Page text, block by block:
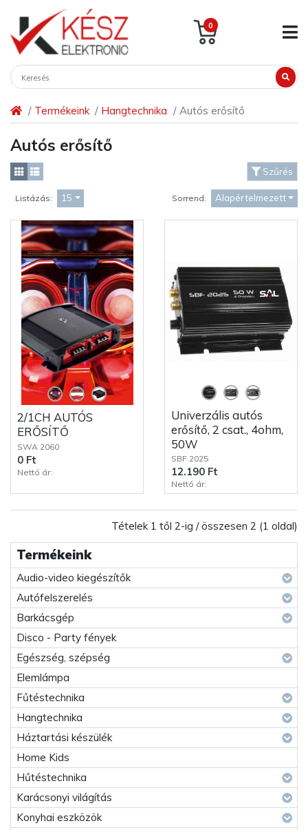
0
Termékeink Hangtechnika Autós erősítő
Termékeink
Audio-video kiegészítők
Autófelszerelés
Barkácsgép
Disco - Party fények
Egészség, szépség
Elemlámpa
Fűtéstechnika
Hangtechnika
Háztartási készülék
Home Kids
Hűtéstechnika
Karácsonyi világítás
Konyhai eszközök
Autós erősítő
Szűrés
Listázás: 15 Sorrend: Alapértelmezett
2/1CH AUTÓS
ERŐSÍTŐ
SWA 2060
0 Ft
Nettó ár:
Univerzális autós
erősítő, 2 csat., 4ohm,
50W
SBF 2025
12.190 Ft
Nettó ár:
Tételek 1 től 2-ig / összesen 2 (1 oldal)